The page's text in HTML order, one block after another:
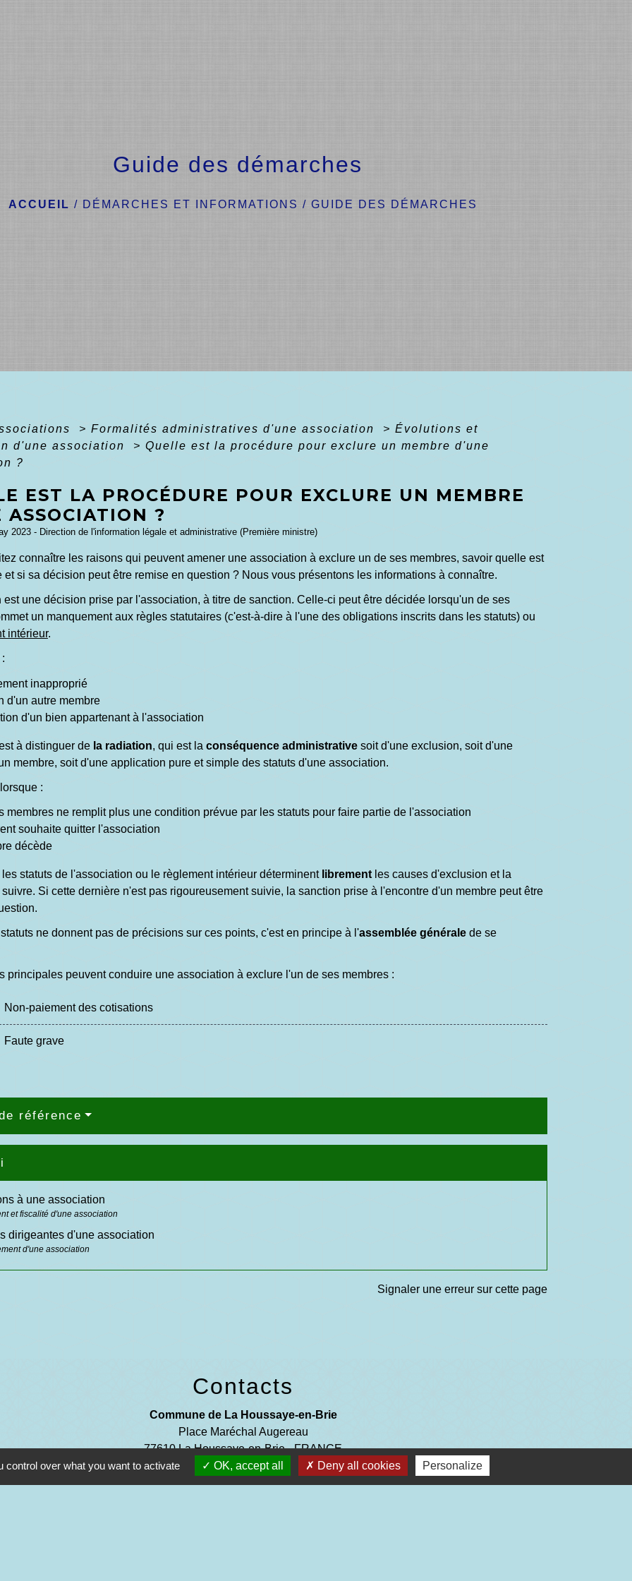
Guide des démarches
ACCUEIL / DÉMARCHES ET INFORMATIONS /GUIDE DES DÉMARCHES
> Formalités administratives d'une association > Évolutions et
d'une association
> Quelle est la procédure pour exclure un membre d'une
?
EST LA PROCÉDURE POUR EXCLURE UN MEMBRE
ASSOCIATION ?
2023 - Direction de l'information légale et administrative (Première ministre)
connaître les raisons qui peuvent amener une association à exclure un de ses membres, savoir quelle est
et si sa décision peut être remise en question ? Nous vous présentons les informations à connaître.
est une décision prise par l'association, à titre de sanction. Celle-ci peut être décidée lorsqu'un de ses
un manquement aux règles statutaires (c'est-à-dire à l'une des obligations inscrits dans les statuts) ou
intérieur.
inapproprié
d'un autre membre
d'un bien appartenant à l'association
à distinguer de la radiation, qui est la conséquence administrative soit d'une exclusion, soit d'une
membre, soit d'une application pure et simple des statuts d'une association.
:
membres ne remplit plus une condition prévue par les statuts pour faire partie de l'association
souhaite quitter l'association
décède
statuts de l'association ou le règlement intérieur déterminentlibrementles causes d'exclusion et la
Si cette dernière n'est pas rigoureusement suivie, la sanction prise à l'encontre d'un membre peut être
ne donnent pas de précisions sur ces points, c'est en principe à l'assemblée généralede se
principales peuvent conduire une association à exclure l'un de ses membres :
Non-paiement des cotisations
Faute grave
référence
à une association
et fiscalité d'une association
dirigeantes d'une association
d'une association
Signaler une erreur sur cette page
Contacts
Commune de La Houssaye-en-Brie
Place Maréchal Augereau
77610 La Houssaye-en-Brie - FRANCE
+33 1 64 07 41 27
Contact par formulaire
over what you want to activate OK, accept all Deny all cookies Personalize